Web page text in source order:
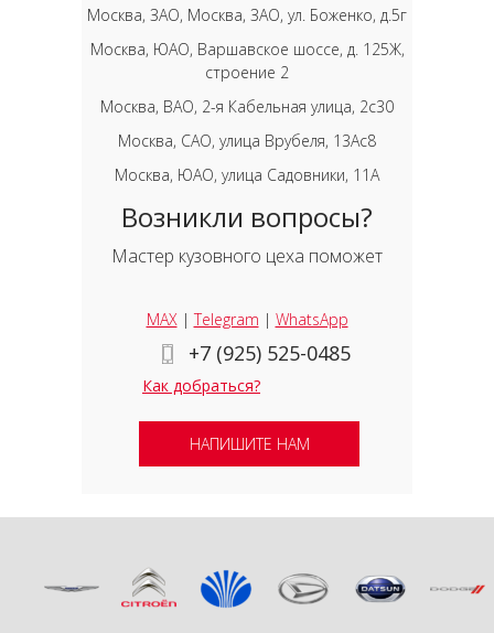
Москва, ЗАО, Москва, ЗАО, ул. Боженко, д.5г
Москва, ЮАО, Варшавское шоссе, д. 125Ж,
строение 2
Москва, ВАО, 2-я Кабельная улица, 2с30
Москва, САО, улица Врубеля, 13Ас8
Москва, ЮАО, улица Садовники, 11А
Возникли вопросы?
Мастер кузовного цеха поможет
MAX|Telegram | WhatsApp
+7 (925) 525-0485
Как добраться?
НАПИШИТЕ НАМ